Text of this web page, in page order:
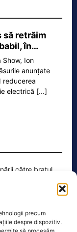
precum
despre dispozitiv.
să retrăim
în…
Show, Ion
anunțate
reducerea
electrică [...]
către brațul
vineri, 7
cele mai[...]